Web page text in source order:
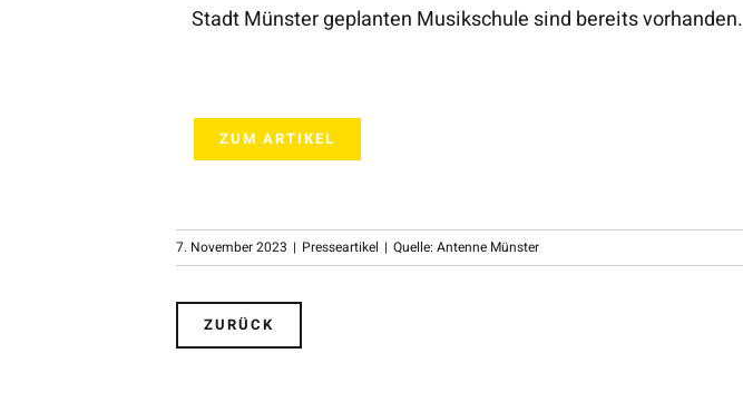
Stadt Münster geplanten Musikschule sind bereits vorhanden.
ZUM ARTIKEL
7. November 2023 | Presseartikel | Quelle: Antenne Münster
ZURÜCK